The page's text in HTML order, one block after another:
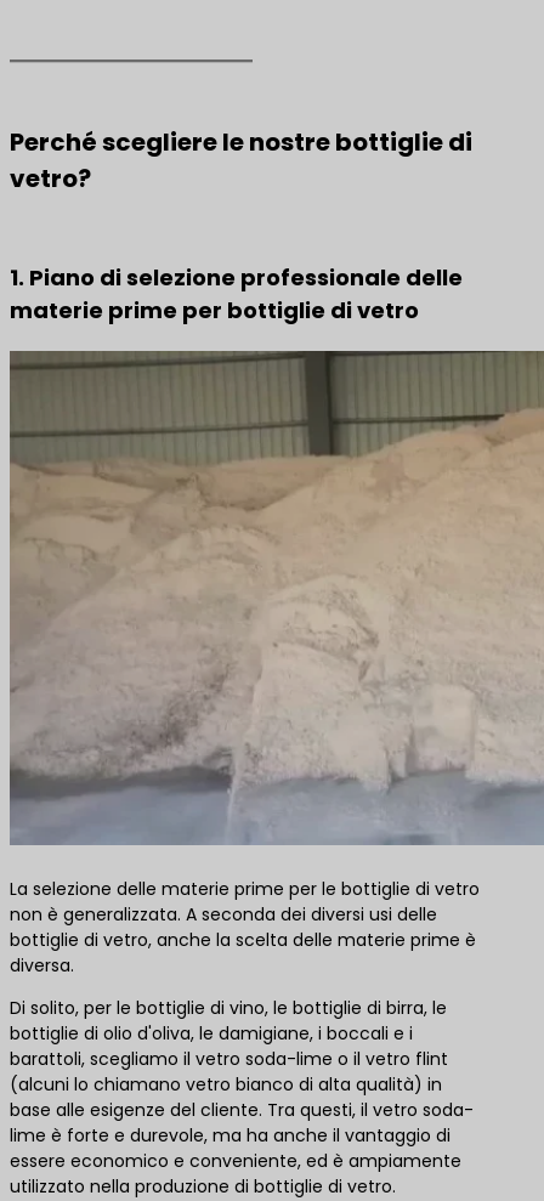
Perché scegliere le nostre bottiglie di
vetro?
1. Piano di selezione professionale delle
materie prime per bottiglie di vetro
La selezione delle materie prime per le bottiglie di vetro
non è generalizzata. A seconda dei diversi usi delle
bottiglie di vetro, anche la scelta delle materie prime è
diversa.
Di solito, per le bottiglie di vino, le bottiglie di birra, le
bottiglie di olio d'oliva, le damigiane, i boccali e i
barattoli, scegliamo il vetro soda-lime o il vetro flint
(alcuni lo chiamano vetro bianco di alta qualità) in
base alle esigenze del cliente. Tra questi, il vetro soda-
lime è forte e durevole, ma ha anche il vantaggio di
essere economico e conveniente, ed è ampiamente
utilizzato nella produzione di bottiglie di vetro.